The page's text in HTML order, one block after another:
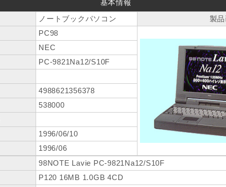
基本情報
ノートブックパソコン
製
PC98
NEC
PC-9821Na12/S10F
4988621356378
538000
1996/06/10
1996/06
98NOTE Lavie PC-9821Na12/S10F
P120 16MB 1.0GB 4CD